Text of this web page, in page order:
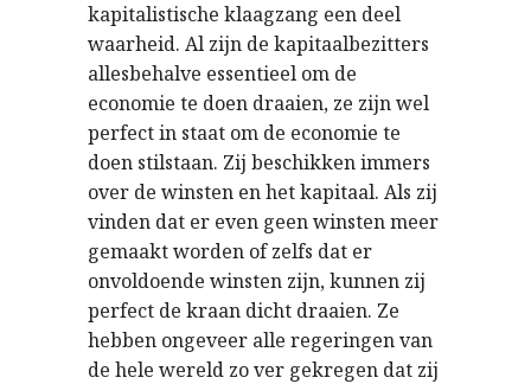
kapitalistische klaagzang een deel
waarheid. Al zijn de kapitaalbezitters
allesbehalve essentieel om de
economie te doen draaien, ze zijn wel
perfect in staat om de economie te
doen stilstaan. Zij beschikken immers
over de winsten en het kapitaal. Als zij
vinden dat er even geen winsten meer
gemaakt worden of zelfs dat er
onvoldoende winsten zijn, kunnen zij
perfect de kraan dicht draaien. Ze
hebben ongeveer alle regeringen van
de hele wereld zo ver gekregen dat zij